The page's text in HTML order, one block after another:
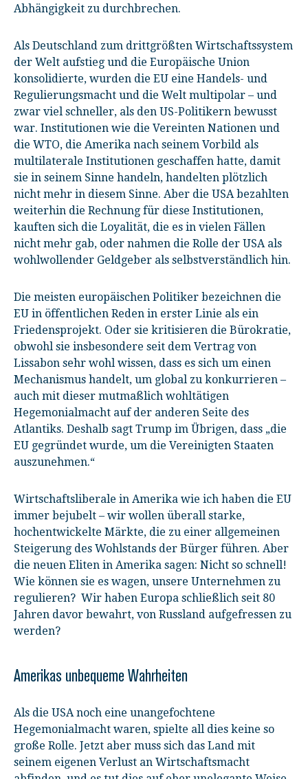
Abhängigkeit zu durchbrechen.
Als Deutschland zum drittgrößten Wirtschaftssystem
der Welt aufstieg und die Europäische Union
konsolidierte, wurden die EU eine Handels- und
Regulierungsmacht und die Welt multipolar – und
zwar viel schneller, als den US-Politikern bewusst
war. Institutionen wie die Vereinten Nationen und
die WTO, die Amerika nach seinem Vorbild als
multilaterale Institutionen geschaffen hatte, damit
sie in seinem Sinne handeln, handelten plötzlich
nicht mehr in diesem Sinne. Aber die USA bezahlten
weiterhin die Rechnung für diese Institutionen,
kauften sich die Loyalität, die es in vielen Fällen
nicht mehr gab, oder nahmen die Rolle der USA als
wohlwollender Geldgeber als selbstverständlich hin.
Die meisten europäischen Politiker bezeichnen die
EU in öffentlichen Reden in erster Linie als ein
Friedensprojekt. Oder sie kritisieren die Bürokratie,
obwohl sie insbesondere seit dem Vertrag von
Lissabon sehr wohl wissen, dass es sich um einen
Mechanismus handelt, um global zu konkurrieren –
auch mit dieser mutmaßlich wohltätigen
Hegemonialmacht auf der anderen Seite des
Atlantiks. Deshalb sagt Trump im Übrigen, dass „die
EU gegründet wurde, um die Vereinigten Staaten
auszunehmen.“
Wirtschaftsliberale in Amerika wie ich haben die EU
immer bejubelt – wir wollen überall starke,
hochentwickelte Märkte, die zu einer allgemeinen
Steigerung des Wohlstands der Bürger führen. Aber
die neuen Eliten in Amerika sagen: Nicht so schnell!
Wie können sie es wagen, unsere Unternehmen zu
regulieren? Wir haben Europa schließlich seit 80
Jahren davor bewahrt, von Russland aufgefressen zu
werden?
Amerikas unbequeme Wahrheiten
Als die USA noch eine unangefochtene
Hegemonialmacht waren, spielte all dies keine so
große Rolle. Jetzt aber muss sich das Land mit
seinem eigenen Verlust an Wirtschaftsmacht